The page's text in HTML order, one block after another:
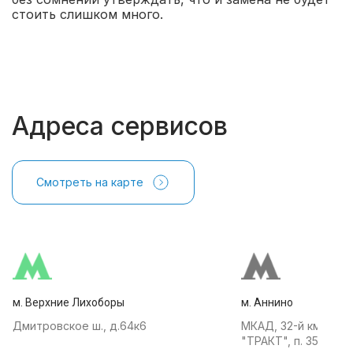
стоить слишком много.
Адреса сервисов
Смотреть на карте
м. Верхние Лихоборы
Дмитровское ш., д.64к6
м. Аннино
МКАД, 32-й км, АТК
"ТРАКТ", п. 35